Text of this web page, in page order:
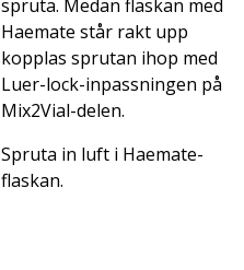
spruta. Medan flaskan med
Haemate står rakt upp
kopplas sprutan ihop med
Luer-lock-inpassningen på
Mix2Vial-delen.
Spruta in luft i Haemate-
flaskan.